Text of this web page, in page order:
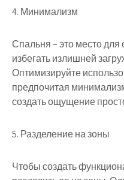
4. Минимализм
Спальня – это место для
избегать излишней
Оптимизируйте
предпочитая
создать ощущение
5. Разделение на зоны
Чтобы создать